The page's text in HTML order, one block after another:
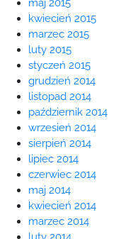
maj 2015
kwiecień 2015
marzec 2015
luty 2015
styczeń 2015
grudzień 2014
listopad 2014
październik 2014
wrzesień 2014
sierpień 2014
lipiec 2014
czerwiec 2014
maj 2014
kwiecień 2014
marzec 2014